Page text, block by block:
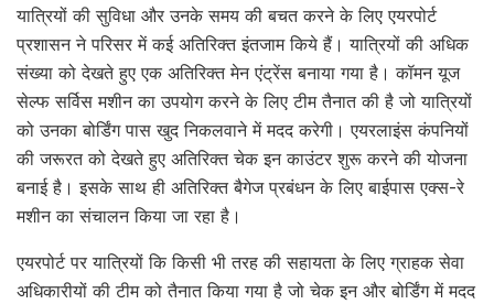
यात्रियों की सुविधा और उनके समय की बचत करने के लिए एयरपोर्ट
प्रशासन ने परिसर में कई अतिरिक्त इंतजाम किये हैं। यात्रियों की अधिक
संख्या को देखते हुए एक अतिरिक्त मेन एंट्रेंस बनाया गया है। कॉमन यूज
सेल्फ सर्विस मशीन का उपयोग करने के लिए टीम तैनात की है जो यात्रियों
को उनका बोर्डिंग पास खुद निकलवाने में मदद करेगी। एयरलाइंस कंपनियों
की जरूरत को देखते हुए अतिरिक्त चेक इन काउंटर शुरू करने की योजना
बनाई है। इसके साथ ही अतिरिक्त बैगेज प्रबंधन के लिए बाईपास एक्स-रे
मशीन का संचालन किया जा रहा है।
एयरपोर्ट पर यात्रियों कि किसी भी तरह की सहायता के लिए ग्राहक सेवा
अधिकारीयों की टीम को तैनात किया गया है जो चेक इन और बोर्डिंग में मदद